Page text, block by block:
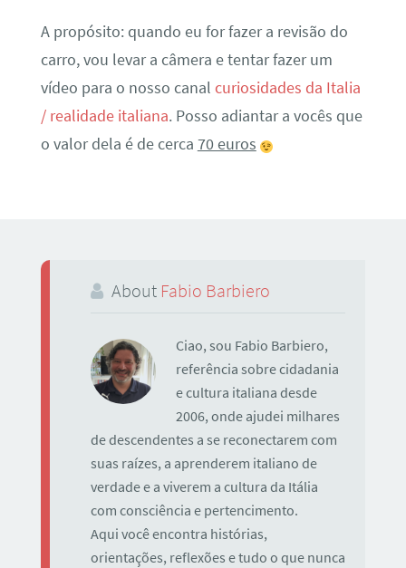
A propósito: quando eu for fazer a revisão do
carro, vou levar a câmera e tentar fazer um
vídeo para o nosso canal curiosidades da Italia
/ realidade italiana. Posso adiantar a vocês que
o valor dela é de cerca 70 euros
About Fabio Barbiero
Ciao, sou Fabio Barbiero,
referência sobre cidadania
e cultura italiana desde
2006, onde ajudei milhares
de descendentes a se reconectarem com
suas raízes, a aprenderem italiano de
verdade e a viverem a cultura da Itália
com consciência e pertencimento.
Aqui você encontra histórias,
orientações, reflexões e tudo o que nunca